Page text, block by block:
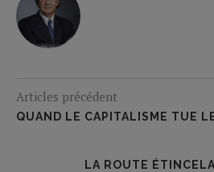
Articles précédent
QUAND LE CAPITALISME TUE
LA ROUTE